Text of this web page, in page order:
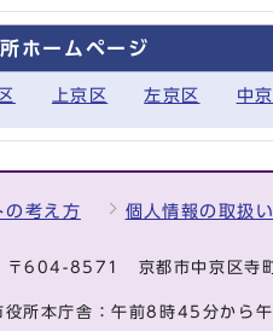
ホームページ
上京区 左京区 中
の考え方 個人情報の取扱い
〒604-8571 京都市中京区寺
役所本庁舎：午前8時45分から